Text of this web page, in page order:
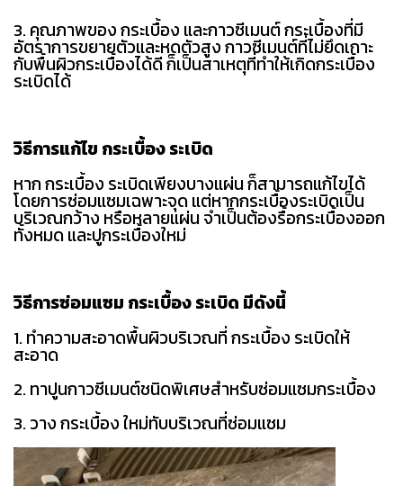
3. คุณภาพของ กระเบื้อง และกาวซีเมนต์ กระเบื้องที่มี
อัตราการขยายตัวและหดตัวสูง กาวซีเมนต์ที่ไม่ยึดเกาะ
กับพื้นผิวกระเบื้องได้ดี ก็เป็นสาเหตุที่ทำให้เกิดกระเบื้อง
ระเบิดได้
วิธีการแก้ไข กระเบื้อง ระเบิด
หาก กระเบื้อง ระเบิดเพียงบางแผ่น ก็สามารถแก้ไขได้
โดยการซ่อมแซมเฉพาะจุด แต่หากกระเบื้องระเบิดเป็น
บริเวณกว้าง หรือหลายแผ่น จำเป็นต้องรื้อกระเบื้องออก
ทั้งหมด และปูกระเบื้องใหม่
วิธีการซ่อมแซม กระเบื้อง ระเบิด มีดังนี้
1. ทำความสะอาดพื้นผิวบริเวณที่ กระเบื้อง ระเบิดให้
สะอาด
2. ทาปูนกาวซีเมนต์ชนิดพิเศษสำหรับซ่อมแซมกระเบื้อง
3. วาง กระเบื้อง ใหม่ทับบริเวณที่ซ่อมแซม